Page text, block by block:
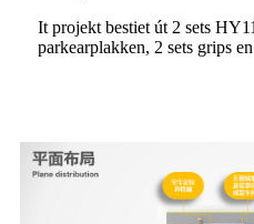
It projekt bestiet út 2 sets
parkearplakken, 2 sets grips